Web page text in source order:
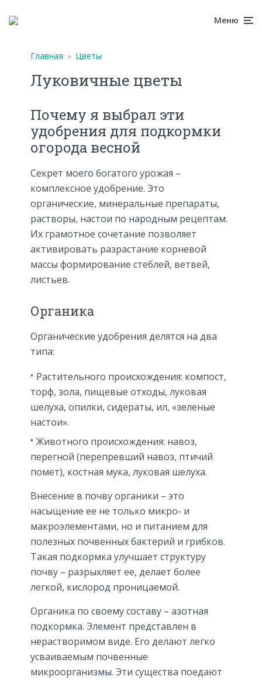
Меню
Главная » Цветы
Луковичные цветы
Почему я выбрал эти
удобрения для подкормки
огорода весной
Секрет моего богатого урожая –
комплексное удобрение. Это
органические, минеральные препараты,
растворы, настои по народным рецептам.
Их грамотное сочетание позволяет
активировать разрастание корневой
массы формирование стеблей, ветвей,
листьев.
Органика
Органические удобрения делятся на два
типа:
Растительного происхождения: компост,
торф, зола, пищевые отходы, луковая
шелуха, опилки, сидераты, ил, «зеленые
настои».
Животного происхождения: навоз,
перегной (перепревший навоз, птичий
помет), костная мука, луковая шелуха.
Внесение в почву органики – это
насыщение ее не только микро- и
макроэлементами, но и питанием для
полезных почвенных бактерий и грибков.
Такая подкормка улучшает структуру
почву – разрыхляет ее, делает более
легкой, кислород проницаемой.
Органика по своему составу – азотная
подкормка. Элемент представлен в
нерастворимом виде. Его делают легко
усваиваемым почвенные
микроорганизмы. Эти существа поедают